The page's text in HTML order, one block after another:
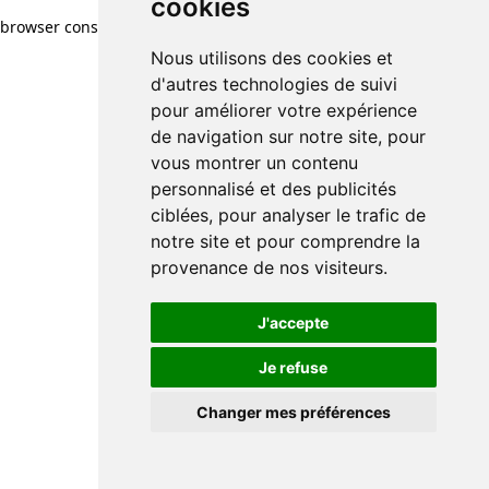
cookies
Nous utilisons des cookies et
d'autres technologies de suivi
pour améliorer votre expérience
de navigation sur notre site, pour
vous montrer un contenu
personnalisé et des publicités
ciblées, pour analyser le trafic de
notre site et pour comprendre la
provenance de nos visiteurs.
J'accepte
Je refuse
Changer mes préférences
browser console for more information)